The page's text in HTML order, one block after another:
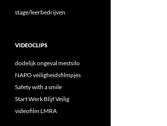
stage/leerbedrijven
VIDEOCLIPS
dodelijk ongeval mestsilo
NAPO veiligheidsfilmpjes
Safety with a smile
Start Werk Blijf Veilig
videofilm LMRA